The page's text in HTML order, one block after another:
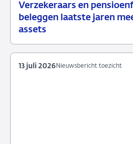
Verzekeraars en
beleggen laatste jaren
assets
15
juli
Nieuwsbericht
toezicht
Nieuwsbericht toezicht
13 juli 2026